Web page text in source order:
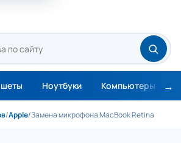
Ноутбуки Компьютеры
/Apple/Замена микрофона MacBook Retina